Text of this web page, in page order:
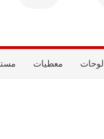
لوحات معطيات